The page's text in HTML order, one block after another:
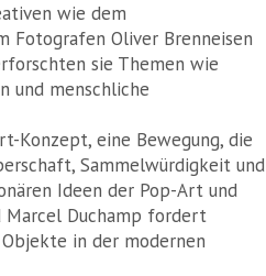
wie dem
Fotografen Oliver Brenneisen
sie Themen wie
und menschliche
Konzept, eine Bewegung, die
Sammelwürdigkeit und
Ideen der Pop-Art und
Marcel Duchamp fordert
in der modernen